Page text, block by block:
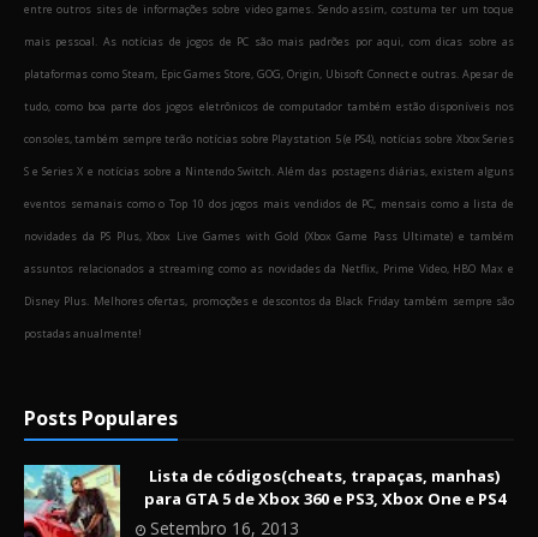
entre outros sites de informações sobre video games. Sendo assim, costuma ter um toque
mais pessoal. As notícias de jogos de PC são mais padrões por aqui, com dicas sobre as
plataformas como Steam, Epic Games Store, GOG, Origin, Ubisoft Connect e outras. Apesar de
tudo, como boa parte dos jogos eletrônicos de computador também estão disponíveis nos
consoles, também sempre terão notícias sobre Playstation 5 (e PS4), notícias sobre Xbox Series
S e Series X e notícias sobre a Nintendo Switch. Além das postagens diárias, existem alguns
eventos semanais como o Top 10 dos jogos mais vendidos de PC, mensais como a lista de
novidades da PS Plus, Xbox Live Games with Gold (Xbox Game Pass Ultimate) e também
assuntos relacionados a streaming como as novidades da Netflix, Prime Video, HBO Max e
Disney Plus. Melhores ofertas, promoções e descontos da Black Friday também sempre são
postadas anualmente!
Posts Populares
Lista de códigos(cheats, trapaças, manhas)
para GTA 5 de Xbox 360 e PS3, Xbox One e PS4
Setembro 16, 2013